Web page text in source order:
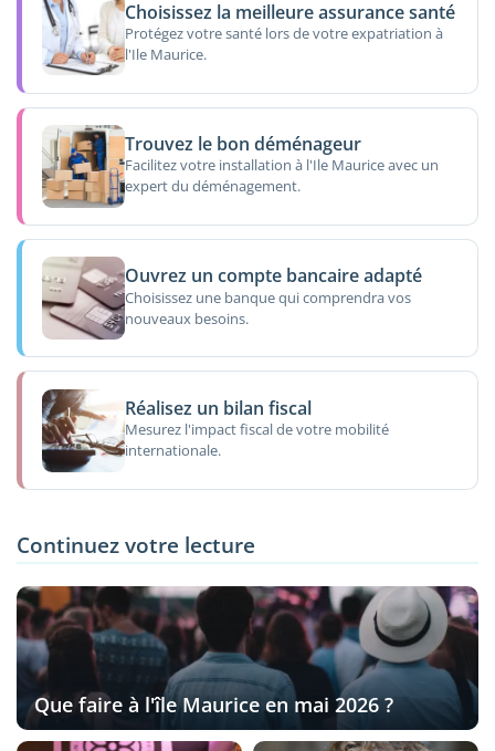
Choisissez la meilleure assurance santé
Protégez votre santé lors de votre expatriation à
l'Ile Maurice.
Trouvez le bon déménageur
Facilitez votre installation à l'Ile Maurice avec un
expert du déménagement.
Ouvrez un compte bancaire adapté
Choisissez une banque qui comprendra vos
nouveaux besoins.
Réalisez un bilan fiscal
Mesurez l'impact fiscal de votre mobilité
internationale.
Continuez votre lecture
Que faire à l'île Maurice en mai 2026 ?